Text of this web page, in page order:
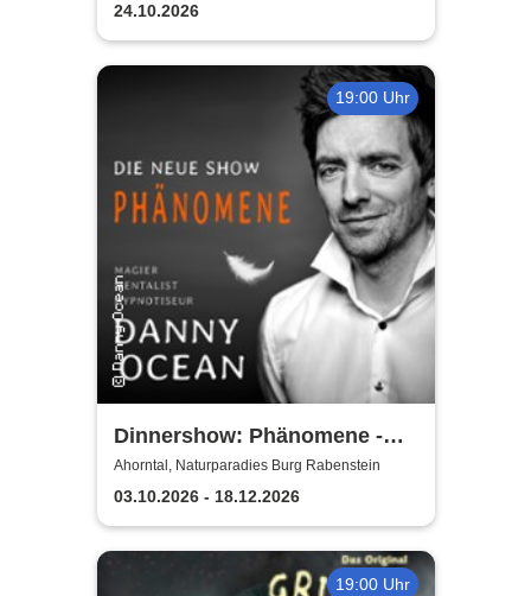
24.10.2026
19:00 Uhr
Dinnershow: Phänomene -
Danny Ocean
Ahorntal, Naturparadies Burg Rabenstein
03.10.2026 - 18.12.2026
19:00 Uhr